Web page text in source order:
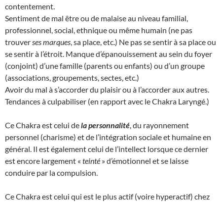
contentement.
Sentiment de mal être ou de malaise au niveau familial,
professionnel, social, ethnique ou même humain (ne pas
trouverses marques, sa place, etc.) Ne pas se sentir à sa place ou
se sentir à l’étroit. Manque d’épanouissement au sein du foyer
(conjoint) d’une famille (parents ou enfants) ou d’un groupe
(associations, groupements, sectes, etc.)
Avoir du mal à s’accorder du plaisir ou à l’accorder aux autres.
Tendances à culpabiliser (en rapport avec le Chakra Laryngé.)
Ce Chakra est celui dela personnalité, du rayonnement
personnel (charisme) et de l’intégration sociale et humaine en
général. Il est également celui de l’intellect lorsque ce dernier
est encore largement « teinté » d’émotionnel et se laisse
conduire par la compulsion.
Ce Chakra est celui qui est le plus actif (voire hyperactif) chez